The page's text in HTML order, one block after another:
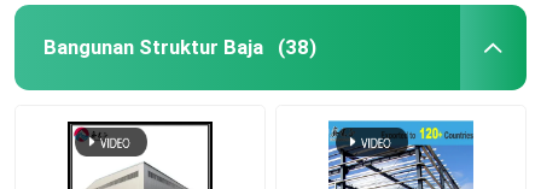
Bangunan Struktur Baja (38)